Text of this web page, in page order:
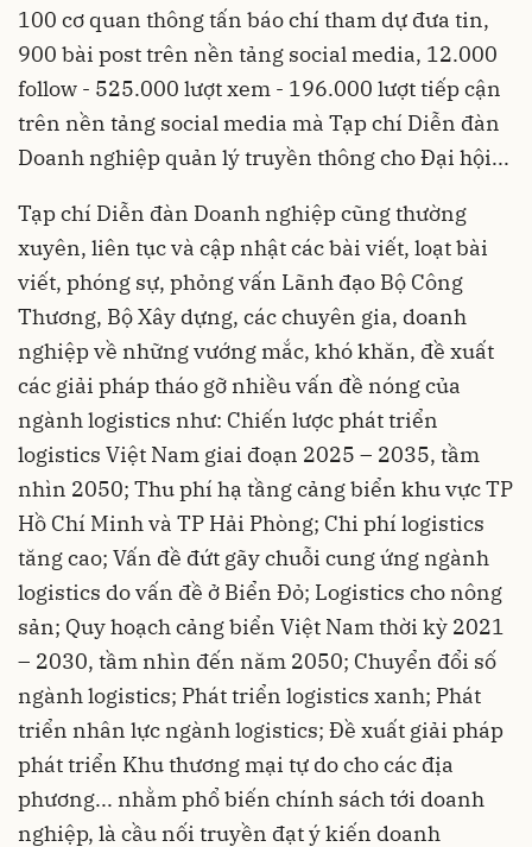
100 cơ quan thông tấn báo chí tham dự đưa tin,
900 bài post trên nền tảng social media, 12.000
follow - 525.000 lượt xem - 196.000 lượt tiếp cận
trên nền tảng social media mà Tạp chí Diễn đàn
Doanh nghiệp quản lý truyền thông cho Đại hội...
Tạp chí Diễn đàn Doanh nghiệp cũng thường
xuyên, liên tục và cập nhật các bài viết, loạt bài
viết, phóng sự, phỏng vấn Lãnh đạo Bộ Công
Thương, Bộ Xây dựng, các chuyên gia, doanh
nghiệp về những vướng mắc, khó khăn, đề xuất
các giải pháp tháo gỡ nhiều vấn đề nóng của
ngành logistics như: Chiến lược phát triển
logistics Việt Nam giai đoạn 2025 – 2035, tầm
nhìn 2050; Thu phí hạ tầng cảng biển khu vực TP
Hồ Chí Minh và TP Hải Phòng; Chi phí logistics
tăng cao; Vấn đề đứt gãy chuỗi cung ứng ngành
logistics do vấn đề ở Biển Đỏ; Logistics cho nông
sản; Quy hoạch cảng biển Việt Nam thời kỳ 2021
– 2030, tầm nhìn đến năm 2050; Chuyển đổi số
ngành logistics; Phát triển logistics xanh; Phát
triển nhân lực ngành logistics; Đề xuất giải pháp
phát triển Khu thương mại tự do cho các địa
phương... nhằm phổ biến chính sách tới doanh
nghiệp, là cầu nối truyền đạt ý kiến doanh